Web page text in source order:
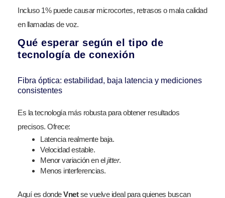
Incluso 1% puede causar microcortes, retrasos o mala calidad
en llamadas de voz.
Qué esperar según el tipo de
tecnología de conexión
Fibra óptica: estabilidad, baja latencia y mediciones
consistentes
Es la tecnología más robusta para obtener resultados
precisos. Ofrece:
Latencia realmente baja.
Velocidad estable.
Menor variación en eljitter.
Menos interferencias.
Aquí es dondeVnetse vuelve ideal para quienes buscan